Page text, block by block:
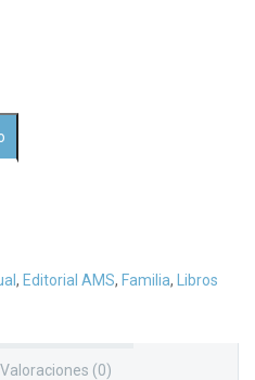
, Editorial AMS, Familia,
Libros
Valoraciones (0)